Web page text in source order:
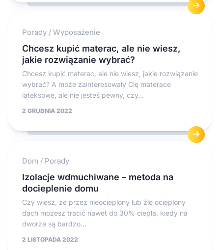
Porady / Wyposażenie
Chcesz kupić materac, ale nie wiesz,
jakie rozwiązanie wybrać?
Chcesz kupić materac, ale nie wiesz, jakie rozwiązanie
wybrać? A może zainteresowały Cię materace
lateksowe, ale nie jesteś pewny, czy...
2 GRUDNIA 2022
Dom / Porady
Izolacje wdmuchiwane – metoda na
docieplenie domu
Czy wiesz, że przez nieocieplony lub źle ocieplony
dach możesz tracić nawet do 30% ciepła, kiedy na
dworze są bardzo...
2 LISTOPADA 2022